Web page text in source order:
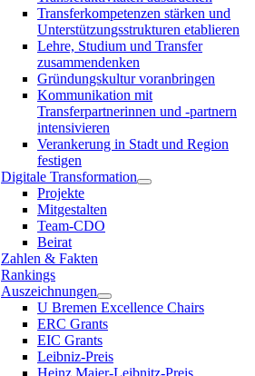
Transferkompetenzen stärken und
Unterstützungsstrukturen etablieren
Lehre, Studium und Transfer
zusammendenken
Gründungskultur voranbringen
Kommunikation mit
Transferpartnerinnen und -partnern
intensivieren
Verankerung in Stadt und Region
festigen
Digitale Transformation
Projekte
Mitgestalten
Team-CDO
Beirat
Zahlen & Fakten
Rankings
Auszeichnungen
U Bremen Excellence Chairs
ERC Grants
EIC Grants
Leibniz-Preis
Heinz Maier-Leibnitz-Preis